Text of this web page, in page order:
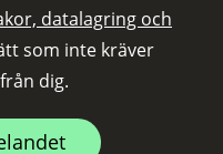
datalagring och
som inte kräver
dig.